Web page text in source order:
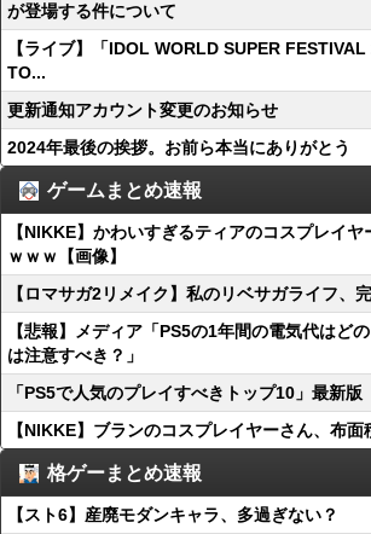
が登場する件について
【ライブ】「IDOL WORLD SUPER
TO...
更新通知アカウント変更のお知らせ
2024年最後の挨拶。お前ら本当にありがとう
ゲームまとめ速報
【NIKKE】かわいすぎるティアのコスプレイ
ｗｗｗ【画像】
【ロマサガ2リメイク】私のリベサガライフ、
【悲報】メディア「PS5の1年間の電気代はど
は注意すべき？」
「PS5で人気のプレイすべきトップ10」最新版
【NIKKE】ブランのコスプレイヤーさん、布
格ゲーまとめ速報
【スト6】産廃モダンキャラ、多過ぎない？